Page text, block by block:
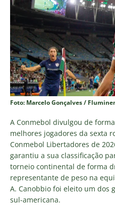
Foto: Marcelo Gonçalves /
A Conmebol divulgou de
melhores jogadores da sexta
Conmebol Libertadores de
garantiu a sua classificação
torneio continental de forma
representante de peso na
A. Canobbio foi eleito um dos
sul-americana.